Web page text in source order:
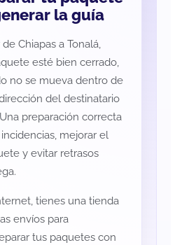
la guía
Chiapas a Tonalá,
esté bien cerrado,
no se mueva dentro de
del destinatario
preparación correcta
mejorar el
y evitar retrasos
tienes una tienda
envíos para
tus paquetes con